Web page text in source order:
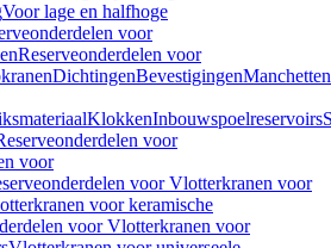
Voor lage en halfhoge
voor
Reserveonderdelen voor
DichtingenBevestigingenManchetten
KlokkenInbouwspoelreservoirs
voor
voor
voor Vlotterkranen voor
voor keramische
voor Vlotterkranen voor